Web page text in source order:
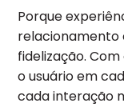
Porque
relacionamento
fidelização.
o usuário em
cada interação